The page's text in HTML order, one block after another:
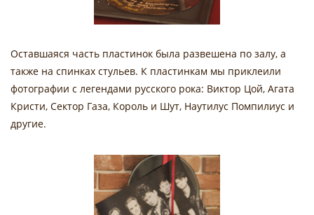
Оставшаяся часть пластинок была развешена по залу, а
также на спинках стульев. К пластинкам мы приклеили
фотографии с легендами русского рока: Виктор Цой, Агата
Кристи, Сектор Газа, Король и Шут, Наутилус Помпилиус и
другие.